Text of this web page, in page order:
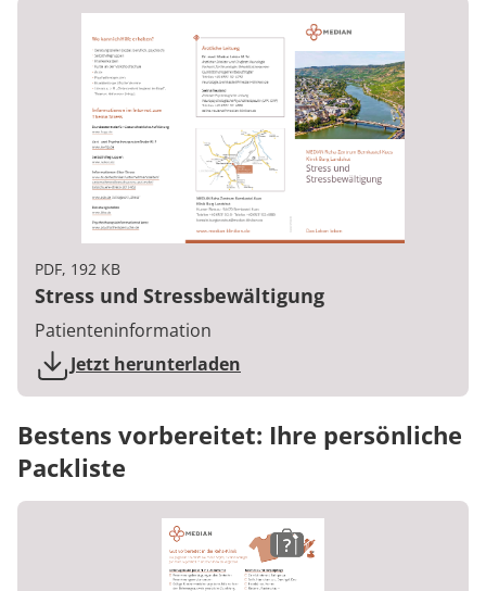
PDF, 192 KB
Stress und Stressbewältigung
Patienteninformation
Jetzt herunterladen
Bestens vorbereitet: Ihre persönliche
Packliste